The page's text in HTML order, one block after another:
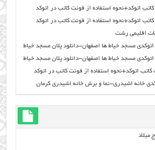
اتوکد+نحوه استفاده از فونت کاتب در اتوکد
اتوکد+نحوه استفاده از فونت کاتب در اتوکد
اقليمي رشت
اتوکدی مسجد خیاط ها اصفهان-دانلود پلان مسجد خیاط
اتوکدی مسجد خیاط ها اصفهان-دانلود پلان مسجد خیاط
کاتب اتوکد+نحوه استفاده از فونت کاتب در اتوکد
کدی خانه اشیدری-نما و برش خانه اشیدری کرمان
میلاد